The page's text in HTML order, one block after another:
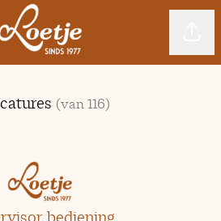
(van 116)
bediening